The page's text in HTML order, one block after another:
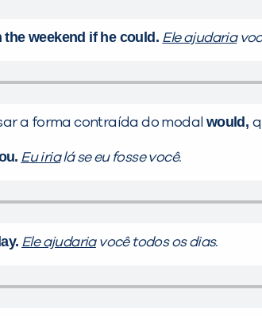
weekend if he could. Ele ajudaria
a forma contraída do modal would,
Eu irialá se eu fosse você.
Ele ajudariavocê todos os dias.